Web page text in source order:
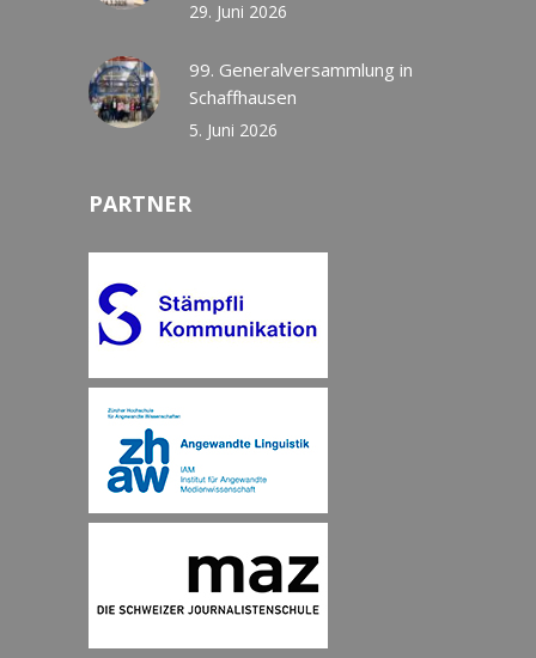
29. Juni 2026
99. Generalversammlung in
Schaffhausen
5. Juni 2026
PARTNER